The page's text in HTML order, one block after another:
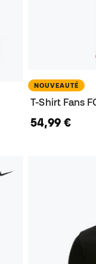
NOUVEAUTÉ
T-Shirt Fans
54,99 €